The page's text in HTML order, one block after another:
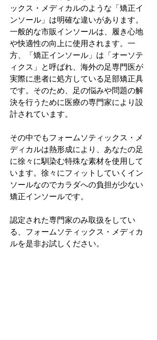
ックス・メディカルのような「矯正イ
ンソール」は明確な違いがあります。
一般的な市販インソールは、履き心地
や快適性の向上に使用されます。一
方、「矯正インソール」は「オーソテ
ィクス」と呼ばれ、海外の足専門医が
実際に患者に処方している足部矯正具
です。そのため、足の悩みや問題の解
決を行うために医療の専門家により設
計されています。
その中でもフォームソティックス・メ
ディカルは熱形成により、あなたの足
に徐々に馴染む特殊な素材を使用して
います。徐々にフィットしていくイン
ソールなのでカラダへの負担が少ない
矯正インソールです。
認定された専門家のみ取扱をしてい
る、フォームソティックス・メディカ
ルを是非お試しください。